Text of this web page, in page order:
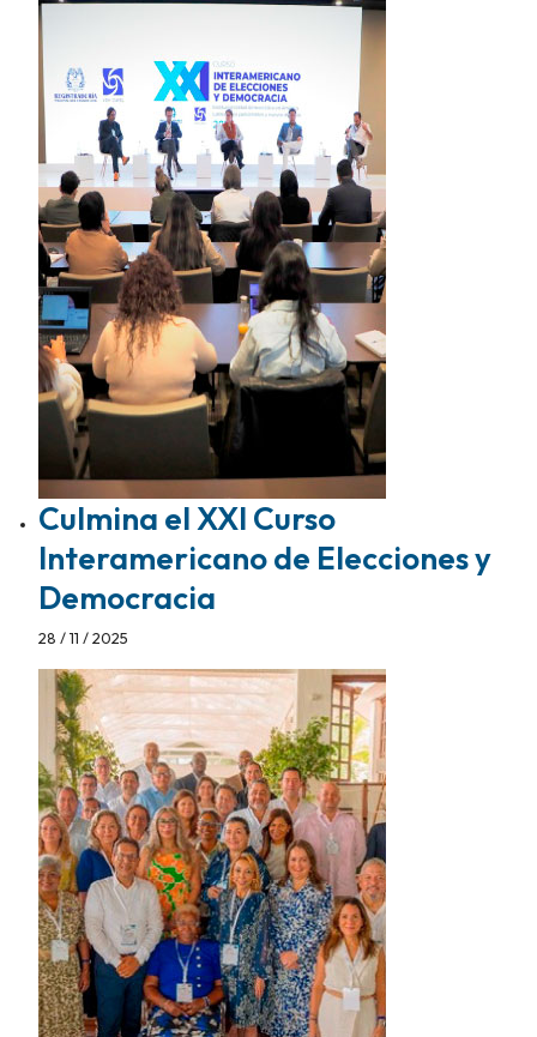
Culmina el XXI Curso
Interamericano de Elecciones y
Democracia
28 / 11 / 2025